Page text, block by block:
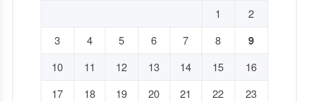
1
2
3
4 5 6 7 8 9
10 11 12 13 14 15
16
17
18 19 20 21 22
23